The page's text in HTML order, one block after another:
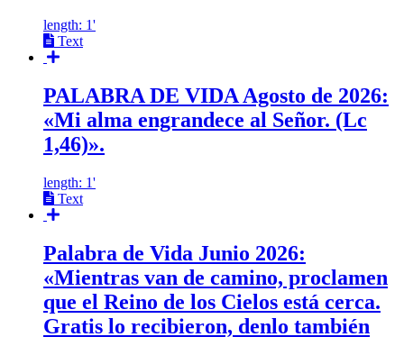
length: 1'
Text
PALABRA DE VIDA Agosto de 2026:
«Mi alma engrandece al Señor. (Lc
1,46)».
length: 1'
Text
Palabra de Vida Junio 2026:
«Mientras van de camino, proclamen
que el Reino de los Cielos está cerca.
Gratis lo recibieron, denlo también